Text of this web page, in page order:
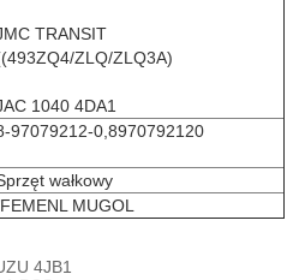
TRANSIT
ZLQ/ZLQ3A)
1040 4DA1
97079212-0,8970792120
wałkowy
MUGOL
4JB1